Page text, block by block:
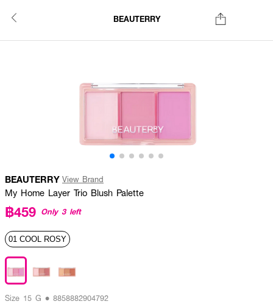
BEAUTERRY
BEAUTERRY View Brand
My Home Layer Trio Blush Palette
฿459 Only 3 left
01 COOL ROSY
Size 15 G • 8858882904792